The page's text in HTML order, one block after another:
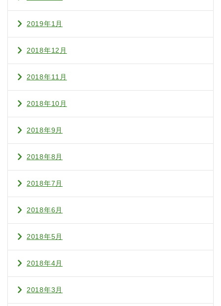
2019年1月
2018年12月
2018年11月
2018年10月
2018年9月
2018年8月
2018年7月
2018年6月
2018年5月
2018年4月
2018年3月